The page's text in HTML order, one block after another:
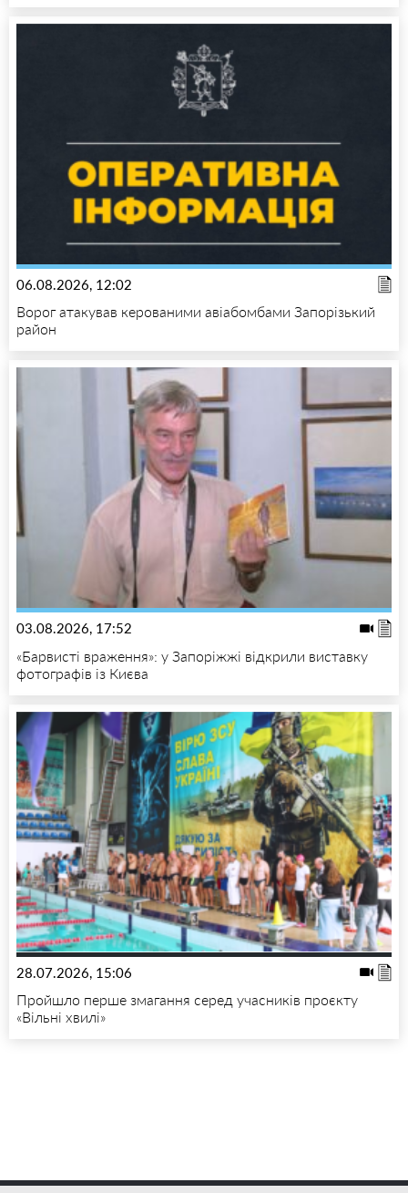
06.08.2026, 12:02
Ворог атакував керованими авіабомбами Запорізький
район
03.08.2026, 17:52
«Барвисті враження»: у Запоріжжі відкрили виставку
фотографів із Києва
28.07.2026, 15:06
Пройшло перше змагання серед учасників проєкту
«Вільні хвилі»